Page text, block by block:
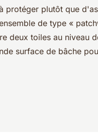
protéger plutôt que
de type «
deux toiles au niveau
surface de bâche